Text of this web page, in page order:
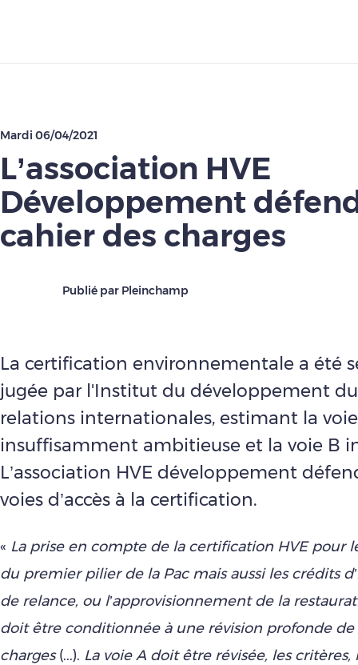
Mardi 06/04/2021
L’association HVE
Développement
cahier des charges
Publié par Pleinchamp
La certification environnementale a été
jugée par l'Institut du développement
relations internationales, estimant la
insuffisamment ambitieuse et la voie B
L’association HVE développement
voies d’accès à la certification.
« La prise en compte de la certification HVE pour
du premier pilier de la Pac mais aussi les crédits
de relance, ou l’approvisionnement de la
doit être conditionnée à une révision profonde de
charges(...). La voie A doit être révisée, les